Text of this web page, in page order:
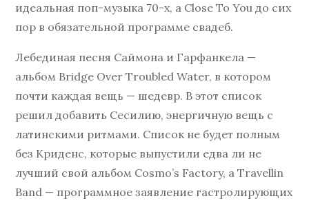
идеальная поп-музыка 70-х, а Close To You до сих
пор в обязательной программе свадеб.
Лебединая песня Саймона и Гарфанкела —
альбом Bridge Over Troubled Water, в котором
почти каждая вещь — шедевр. В этот список
решил добавить Сесилию, энергичную вещь с
латинскими ритмами. Список не будет полным
без Криденс, которые выпустили едва ли не
лучший свой альбом Cosmo’s Factory, а Travellin
Band — программное заявление гастролирующих